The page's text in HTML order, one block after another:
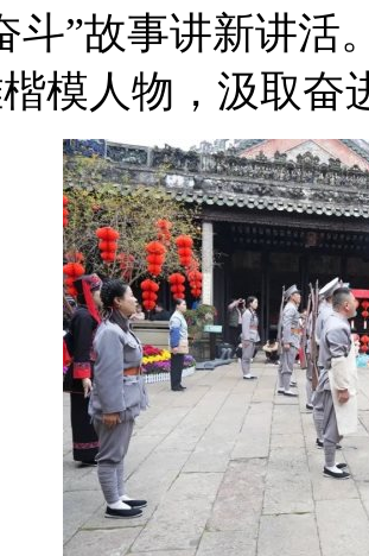
斗”故事讲新讲活
模人物，汲取奋